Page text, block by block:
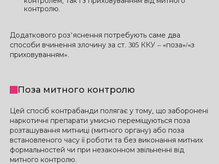
контролю.
Додаткового роз’яснення потребують саме два
способи вчинення злочину за ст. 305 ККУ – «поза»/«з
приховуванням».
Поза митного контролю
Цей спосіб контрабанди полягає у тому, що заборонені
наркотичні препарати умисно переміщуються поза
розташування митниці (митного органу) або поза
встановленого часу її роботи та без виконання митних
формальностей чи при незаконном звільненні від
митного контролю.